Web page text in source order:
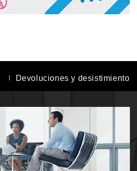
Devoluciones y desistimiento